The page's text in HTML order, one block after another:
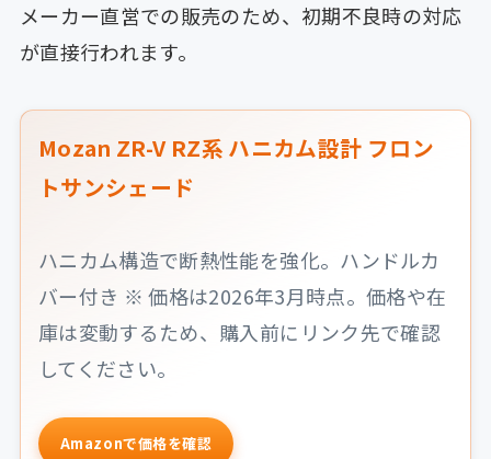
メーカー直営での販売のため、初期不良時の対応
が直接行われます。
Mozan ZR-V RZ系 ハニカム設計 フロン
トサンシェード
ハニカム構造で断熱性能を強化。ハンドルカ
バー付き ※ 価格は2026年3月時点。価格や在
庫は変動するため、購入前にリンク先で確認
してください。
Amazonで価格を確認